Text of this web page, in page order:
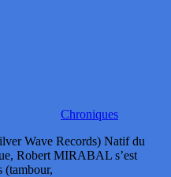
Chroniques
Wave Records) Natif du
Robert MIRABAL s’est
(tambour,